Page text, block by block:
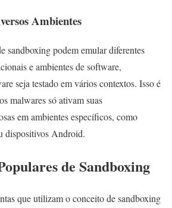
Ambientes
sandboxing podem emular diferentes
e ambientes de software,
seja testado em vários contextos. Isso é
malwares só ativam suas
em ambientes específicos, como
dispositivos Android.
de Sandboxing
que utilizam o conceito de sandboxing